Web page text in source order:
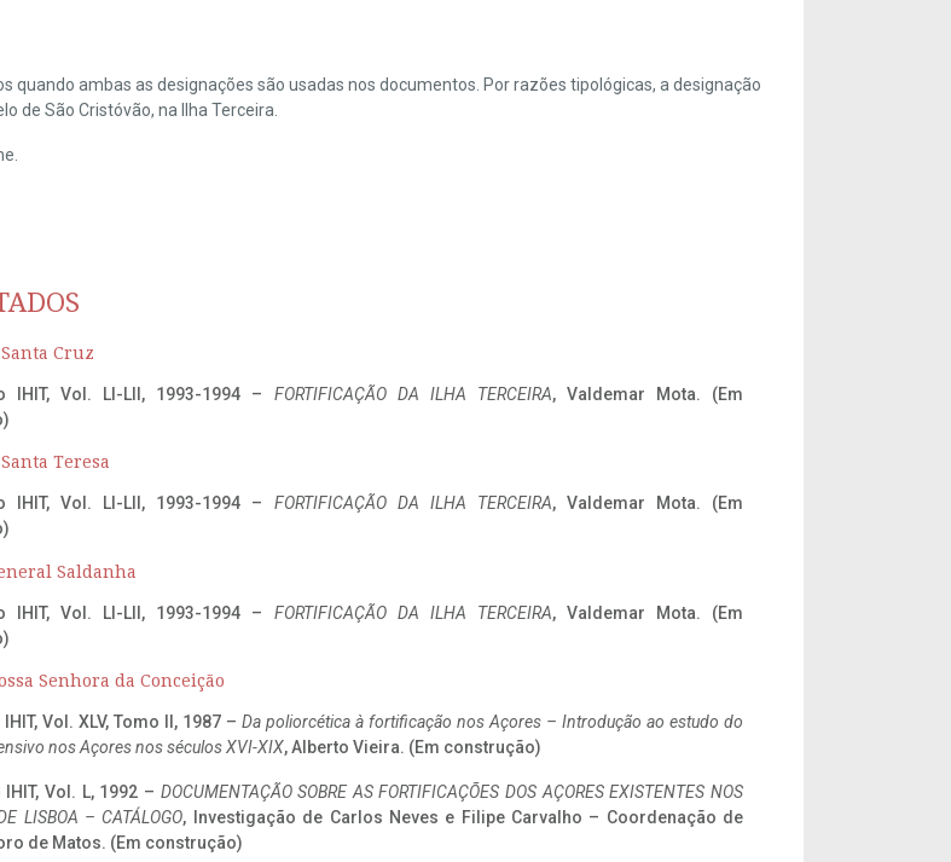
ambas as designações são usadas nos documentos. Por razões tipológicas, a designação
de São Cristóvão, na Ilha Terceira.
Cruz
IHIT, Vol. LI-LII, 1993-1994 – FORTIFICAÇÃO DA ILHA TERCEIRA, Valdemar Mota. (Em
Teresa
IHIT, Vol. LI-LII, 1993-1994 – FORTIFICAÇÃO DA ILHA TERCEIRA, Valdemar Mota. (Em
Saldanha
IHIT, Vol. LI-LII, 1993-1994 – FORTIFICAÇÃO DA ILHA TERCEIRA, Valdemar Mota. (Em
Senhora da Conceição
Vol. XLV, Tomo II, 1987 – Da poliorcética à fortificação nos Açores – Introdução ao estudo do
nos Açores nos séculos XVI-XIX, Alberto Vieira. (Em construção)
Vol. L, 1992 – DOCUMENTAÇÃO SOBRE AS FORTIFICAÇÕES DOS AÇORES EXISTENTES NOS
LISBOA – CATÁLOGO, Investigação de Carlos Neves e Filipe Carvalho – Coordenação de
de Matos. (Em construção)